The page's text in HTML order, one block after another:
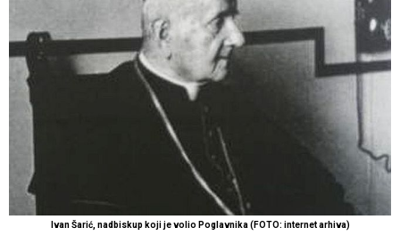
Ivan Šarić, nadbiskup koji je volio Poglavnika (FOTO: internet arhiva)